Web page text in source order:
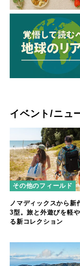
イベント/ニュ
その他のフィールド
ノマディックスから新
3型。旅と外遊びを軽
る新コレクション